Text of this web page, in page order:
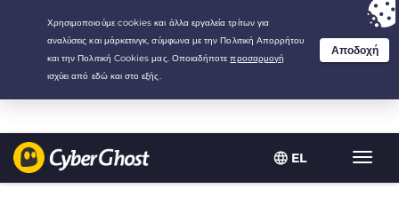
EL
Your choice:The Best Dealfor 2.1666666666667-years at $
/month